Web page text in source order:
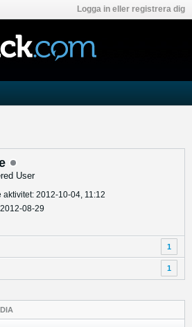
Logga in eller registrera dig
User
aktivitet: 2012-10-04, 11:12
08-29
1
1